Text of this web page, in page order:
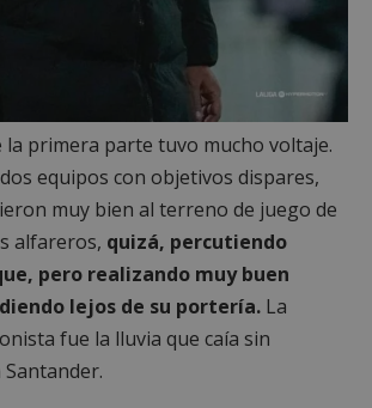
la primera parte tuvo mucho voltaje.
equipos con objetivos dispares,
muy bien al terreno de juego de
alfareros, quizá, percutiendo
pero realizando muy buen
lejos de su portería. La
fue la lluvia que caía sin